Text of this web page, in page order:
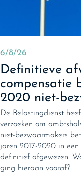
6/8/26
Definitieve
compensatie
2020 niet-
De Belastingdienst
verzoeken om
niet-bezwaarmakers
jaren 2017-2020 in
definitief afgewezen.
ging hieraan vooraf?